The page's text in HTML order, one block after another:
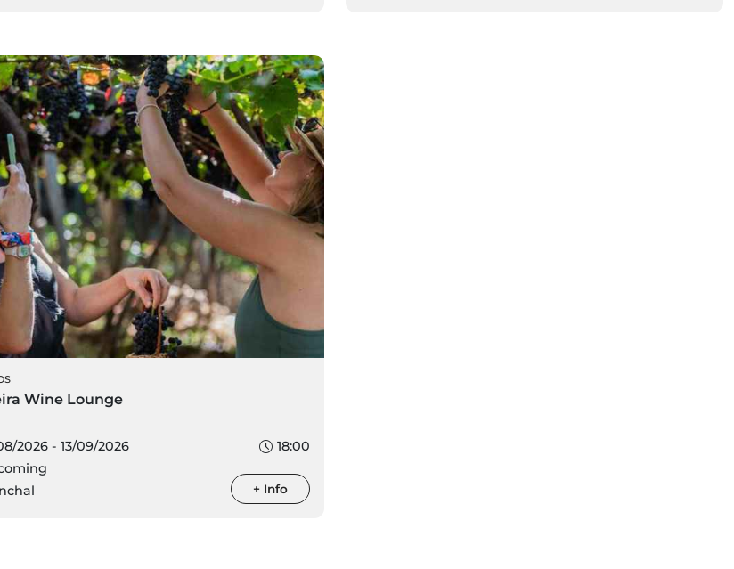
Wine Lounge
2026 - 13/09/2026
18:00
+ Info